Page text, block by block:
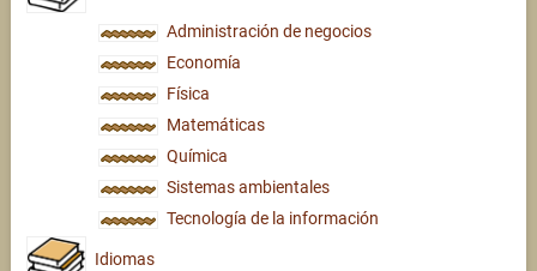
Administración de negocios
Economía
Física
Matemáticas
Química
Sistemas ambientales
Tecnología de la información
Idiomas